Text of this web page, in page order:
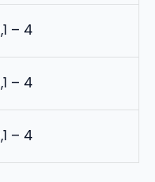
– 4
– 4
– 4